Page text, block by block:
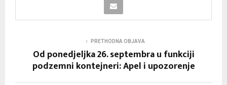
PRETHODNA OBJAVA
Od ponedjeljka 26. septembra u funkciji
podzemni kontejneri: Apel i upozorenje